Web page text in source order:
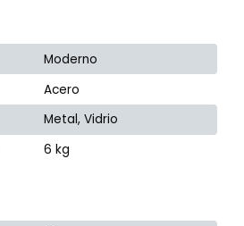
Moderno
Acero
Metal, Vidrio
6 kg